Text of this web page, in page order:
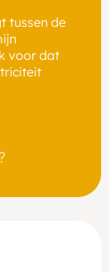
tussen de
voor dat